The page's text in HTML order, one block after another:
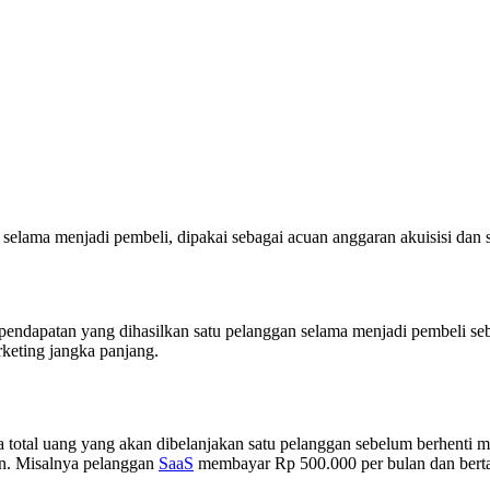
menjadi pembeli, dipakai sebagai acuan anggaran akuisisi dan
yang dihasilkan satu pelanggan selama menjadi pembeli
jangka panjang.
uang yang akan dibelanjakan satu pelanggan sebelum berhenti
Misalnya pelanggan SaaS membayar Rp 500.000 per bulan dan